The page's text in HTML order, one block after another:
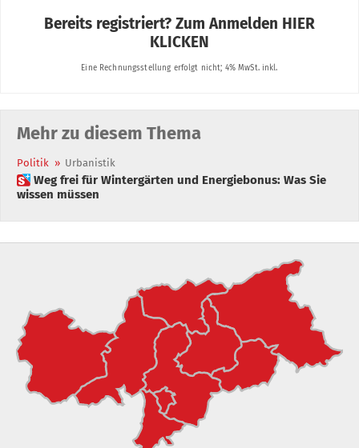
Mehr zu diesem Thema
Politik » Urbanistik
 Weg frei für Wintergärten und Energiebonus: Was Sie
wissen müssen